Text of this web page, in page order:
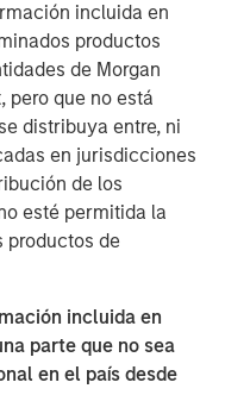
incluida en
productos
de Morgan
pero que no está
distribuya entre, ni
en jurisdicciones
de los
esté permitida la
productos de
incluida en
parte que no sea
en el país desde
la inteligencia
geopolíticas
sofisticación y las
siguen
los sectores —no
de alto
Para los
relevante no
cibernético existe,
para gestionarlo.
de evaluación de
en cartera
al riesgo
este riesgo